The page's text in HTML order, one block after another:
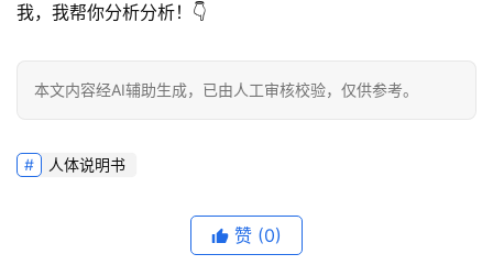
我，我帮你分析分析！👇
本文内容经AI辅助生成，已由人工审核校验，仅供参考。
人体说明书
赞 (0)